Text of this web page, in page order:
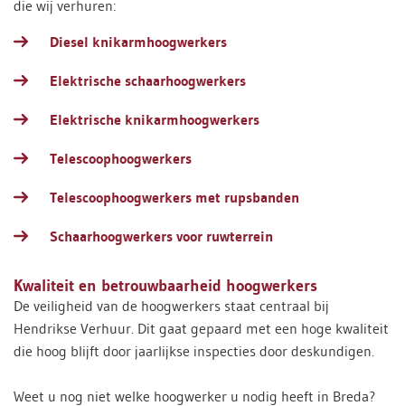
die wij verhuren:
Diesel knikarmhoogwerkers
Elektrische schaarhoogwerkers
Elektrische knikarmhoogwerkers
Telescoophoogwerkers
Telescoophoogwerkers met rupsbanden
Schaarhoogwerkers voor ruwterrein
Kwaliteit en betrouwbaarheid hoogwerkers
De veiligheid van de hoogwerkers staat centraal bij
Hendrikse Verhuur. Dit gaat gepaard met een hoge kwaliteit
die hoog blijft door jaarlijkse inspecties door deskundigen.
Weet u nog niet welke hoogwerker u nodig heeft in Breda?